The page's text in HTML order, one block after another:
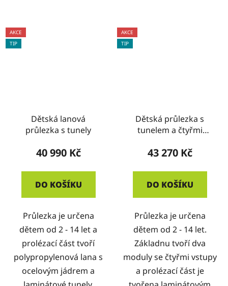
AKCE
TIP
Dětská lanová
průlezka s tunely
40 990 Kč
DO KOŠÍKU
Průlezka je určena
dětem od 2 - 14 let a
prolézací část tvoří
polypropylenová lana s
ocelovým jádrem a
AKCE
TIP
Dětská průlezka s
tunelem a čtyřmi
43 270 Kč
DO KOŠÍKU
Průlezka je určena
dětem od 2 - 14 let.
Základnu tvoří dva
moduly se čtyřmi vstupy
a prolézací část je